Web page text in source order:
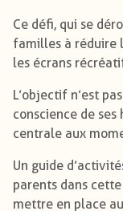
Ce défi, qui se
familles à réduire
les écrans
L’objectif n’est
conscience de
centrale aux
Un guide
parents dans
mettre en place